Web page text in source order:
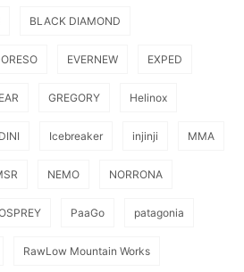
BLACK DIAMOND
EVERNEW EXPED
GREGORY Helinox
Icebreaker injinji MMA
NEMO NORRONA
PaaGo patagonia
RawLow Mountain Works